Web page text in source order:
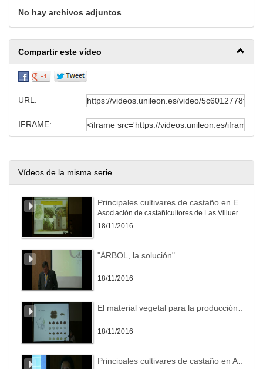
No hay archivos adjuntos
Compartir este vídeo
URL:
IFRAME:
Vídeos de la misma serie
18/11/2016
"ÁRBOL, la solución"
18/11/2016
18/11/2016